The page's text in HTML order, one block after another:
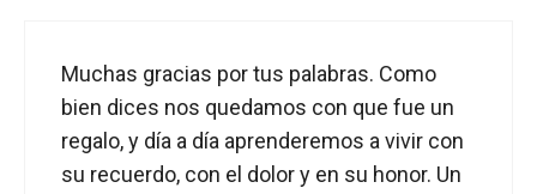
Muchas gracias por tus palabras. Como
bien dices nos quedamos con que fue un
regalo, y día a día aprenderemos a vivir con
su recuerdo, con el dolor y en su honor. Un